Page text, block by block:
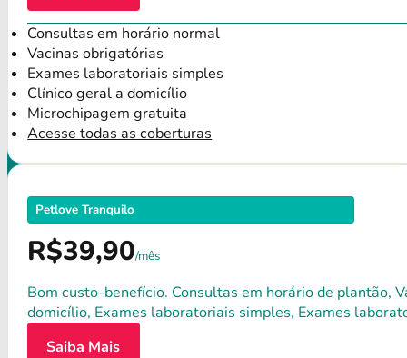
Consultas em horário normal
Vacinas obrigatórias
Exames laboratoriais simples
Clínico geral a domicílio
Microchipagem gratuita
Acesse todas as coberturas
Petlove Tranquilo
R$39,90/mês
Bom custo-benefício. Consultas em horário de plantão,
domicílio, Exames laboratoriais simples, Exames
Saiba Mais